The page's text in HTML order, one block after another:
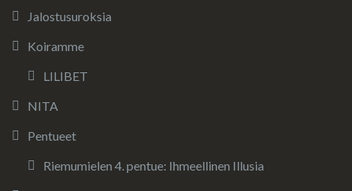
Jalostusuroksia
Koiramme
LILIBET
NITA
Pentueet
Riemumielen 4. pentue: Ihmeellinen Illusia